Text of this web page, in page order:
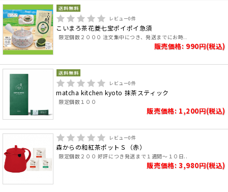
レビュー0件
こいまろ茶花菱七宝ポイポイ急須
限定個数２０００ 注文集中につき、発送までにお時..
販売価格: 990円(税込)
レビュー0件
matcha kitchen kyoto 抹茶スティック
限定個数１００
販売価格: 1,200円(税込)
レビュー0件
森からの和紅茶ポットＳ（赤）
限定個数２００ 好評につき発送まで１週間～１０日..
販売価格: 3,980円(税込)